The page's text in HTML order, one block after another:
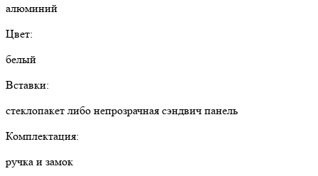
алюминий
Цвет:
белый
Вставки:
стеклопакет либо непрозрачная сэндвич панель
Комплектация:
ручка и замок